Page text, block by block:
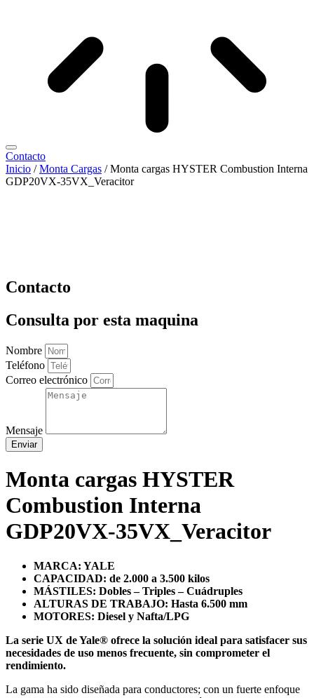
Contacto
Inicio /Monta Cargas / Monta cargas HYSTER Combustion Interna
GDP20VX-35VX_Veracitor
Contacto
Consulta por esta maquina
Nombre
Teléfono
Correo electrónico
Mensaje
Enviar
Monta cargas HYSTER
Combustion Interna
GDP20VX-35VX_Veracitor
MARCA: YALE
CAPACIDAD: de 2.000 a 3.500 kilos
MÁSTILES: Dobles – Triples – Cuádruples
ALTURAS DE TRABAJO: Hasta 6.500 mm
MOTORES: Diesel y Nafta/LPG
La serie UX de Yale® ofrece la solución ideal para satisfacer sus
necesidades de uso menos frecuente, sin comprometer el
rendimiento.
La gama ha sido diseñada para conductores; con un fuerte enfoque